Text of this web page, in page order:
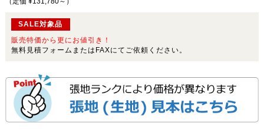
SALE対象品
販売特価から更にお値引き！
無料見積フォームまたはFAXにてご依頼ください。